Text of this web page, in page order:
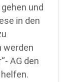
und
in den
werden
AG den